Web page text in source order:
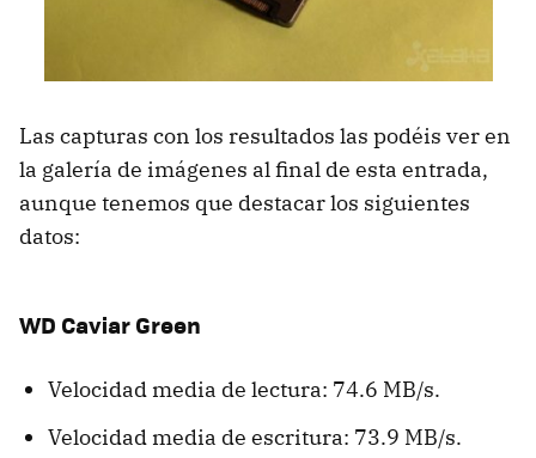
Las capturas con los resultados las podéis ver en
la galería de imágenes al final de esta entrada,
aunque tenemos que destacar los siguientes
datos:
WD Caviar Green
Velocidad media de lectura: 74.6 MB/s.
Velocidad media de escritura: 73.9 MB/s.